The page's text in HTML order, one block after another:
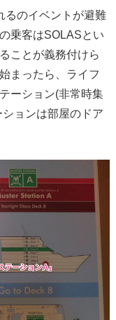
るのイベントが避難
乗客はSOLASとい
ことが義務付けら
まったら、ライフ
ーション(非常時集
ョンは部屋のドア